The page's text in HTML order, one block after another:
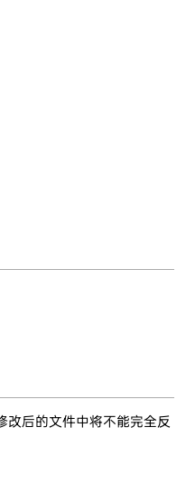
改后的文件中将不能完全反